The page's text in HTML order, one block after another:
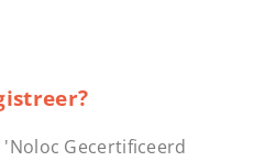
Gecertificeerd